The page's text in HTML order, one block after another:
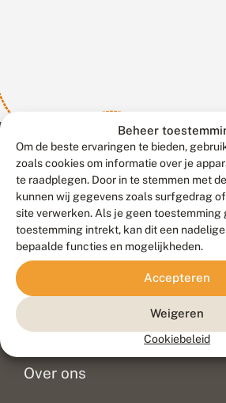
Beheer
Om de beste ervaringen te bieden,
zoals cookies om informatie over je
te raadplegen. Door in te stemmen met
kunnen wij gegevens zoals surfgedrag
site verwerken. Als je geen
toestemming intrekt, kan dit een
bepaalde functies en mogelijkheden.
Accepteren
Weigeren
Cookiebeleid
Contact
Veelgestelde vragen
Doneer
Over ons
Meld waarnemingen
© 2026
Duurzaam ontwikkeld door
Go2People
Blue Field Agency
Privacy
Disclaimer
Sitemap